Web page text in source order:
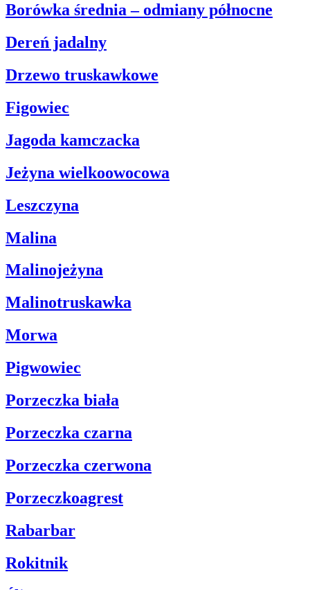
Borówka średnia – odmiany północne
Dereń jadalny
Drzewo truskawkowe
Figowiec
Jagoda kamczacka
Jeżyna wielkoowocowa
Leszczyna
Malina
Malinojeżyna
Malinotruskawka
Morwa
Pigwowiec
Porzeczka biała
Porzeczka czarna
Porzeczka czerwona
Porzeczkoagrest
Rabarbar
Rokitnik